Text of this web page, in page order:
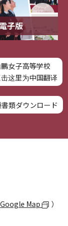
子版
女子高等学校
这里为中国翻译
類ダウンロード
Google Map
）